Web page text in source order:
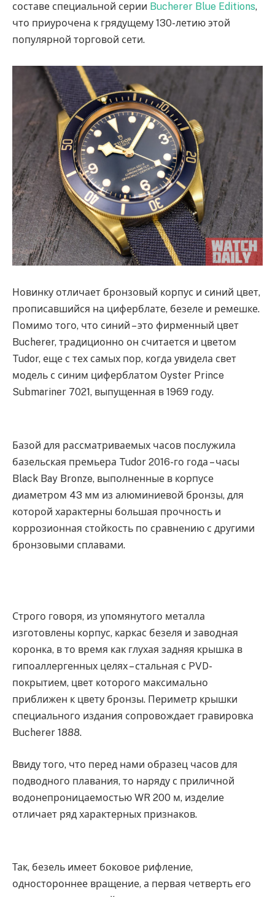
составе специальной серии Bucherer Blue Editions,
что приурочена к грядущему 130-летию этой
популярной торговой сети.
Новинку отличает бронзовый корпус и синий цвет,
прописавшийся на циферблате, безеле и ремешке.
Помимо того, что синий – это фирменный цвет
Bucherer, традиционно он считается и цветом
Tudor, еще с тех самых пор, когда увидела свет
модель с синим циферблатом Oyster Prince
Submariner 7021, выпущенная в 1969 году.
Базой для рассматриваемых часов послужила
базельская премьера Tudor 2016-го года – часы
Black Bay Bronze, выполненные в корпусе
диаметром 43 мм из алюминиевой бронзы, для
которой характерны большая прочность и
коррозионная стойкость по сравнению с другими
бронзовыми сплавами.
Строго говоря, из упомянутого металла
изготовлены корпус, каркас безеля и заводная
коронка, в то время как глухая задняя крышка в
гипоаллергенных целях – стальная с PVD-
покрытием, цвет которого максимально
приближен к цвету бронзы. Периметр крышки
специального издания сопровождает гравировка
Bucherer 1888.
Ввиду того, что перед нами образец часов для
подводного плавания, то наряду с приличной
водонепроницаемостью WR 200 м, изделие
отличает ряд характерных признаков.
Так, безель имеет боковое рифление,
одностороннее вращение, а первая четверть его